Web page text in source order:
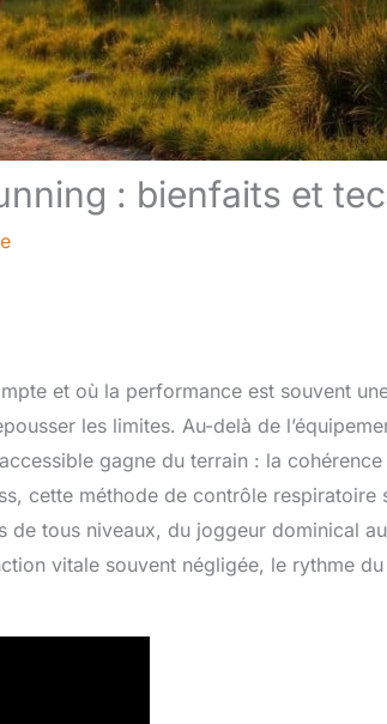
: bienfaits et
et où la performance est souvent
les limites. Au-delà de
gagne du terrain : la
cette méthode de contrôle respiratoire
tous niveaux, du joggeur dominical
vitale souvent négligée, le rythme